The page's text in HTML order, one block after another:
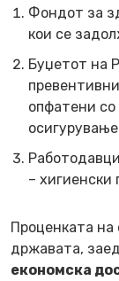
Фондот за
кои се
Буџетот на
опфатени
– хигиенски
Проценката на
државата,
економска